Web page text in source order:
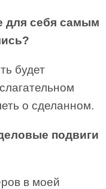
для себя самым
будет
о сделанном.
подвиги
в моей